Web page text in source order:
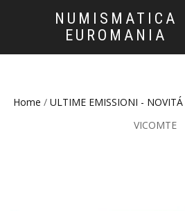
NUMISMATICA
EUROMANIA
Home / ULTIME EMISSIONI - NOVITÁ
VICOMTE